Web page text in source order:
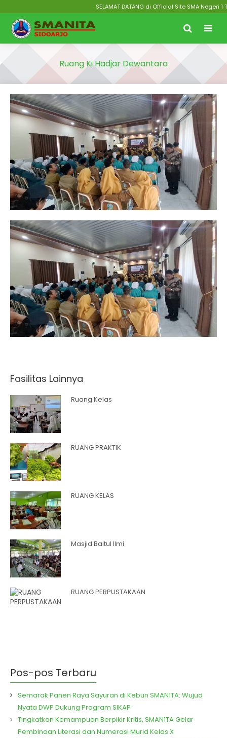
SELAMAT DATANG di Official Site SMA Negeri 1
Ruang Ki Hadjar Dewantara
Fasilitas Lainnya
Ruang Kelas
RUANG PRAKTIK
RUANG KELAS
Masjid Baitul Ilmi
RUANG PERPUSTAKAAN
Pos-pos Terbaru
Semarak Panen Raya Sayuran di Kebun SMAN1TA: Wujud
Nyata DWP Dukung Program SIKAP
Tingkatkan Kemampuan Berpikir Kritis, SMAN1TA Gelar
Pembinaan Literasi dan Numerasi Murid Kelas X